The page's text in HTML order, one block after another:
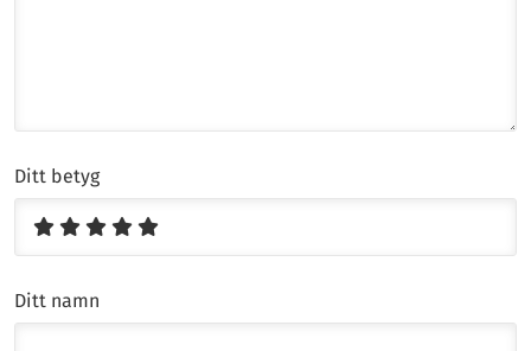
Ditt betyg
Ditt namn